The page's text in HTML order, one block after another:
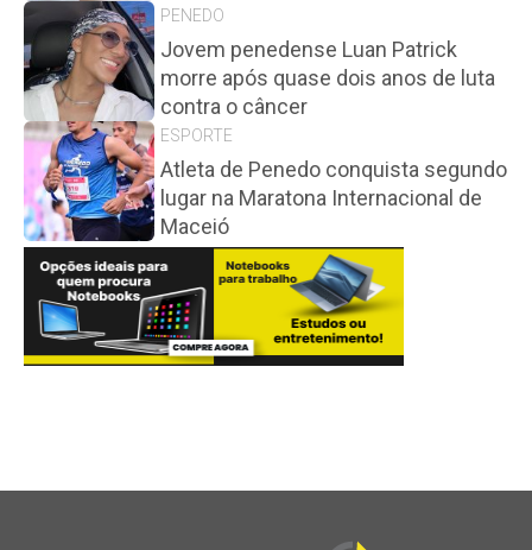
PENEDO
Jovem penedense Luan Patrick
morre após quase dois anos de luta
contra o câncer
ESPORTE
Atleta de Penedo conquista segundo
lugar na Maratona Internacional de
Maceió